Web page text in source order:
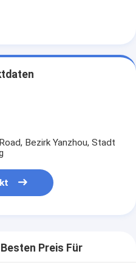
Bezirk Yanzhou, Stadt
Preis Für